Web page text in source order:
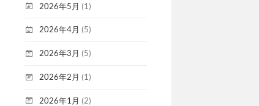
2026年5月 (1)
2026年4月 (5)
2026年3月 (5)
2026年2月 (1)
2026年1月 (2)